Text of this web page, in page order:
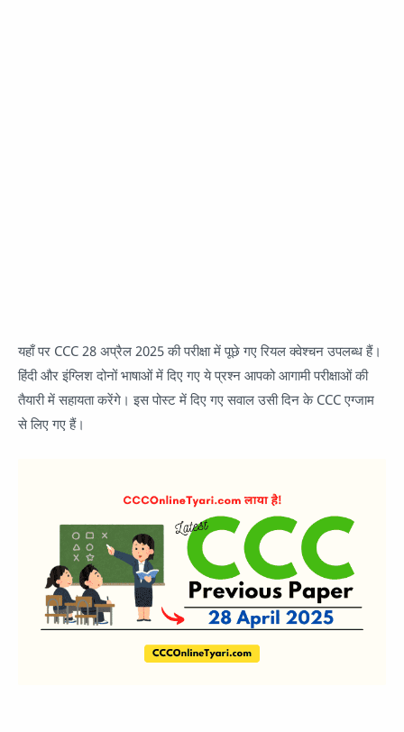
यहाँ पर CCC 28 अप्रैल 2025 की परीक्षा में पूछे गए रियल क्वेश्चन उपलब्ध हैं।
हिंदी और इंग्लिश दोनों भाषाओं में दिए गए ये प्रश्न आपको आगामी परीक्षाओं की
तैयारी में सहायता करेंगे। इस पोस्ट में दिए गए सवाल उसी दिन के CCC एग्जाम
से लिए गए हैं।